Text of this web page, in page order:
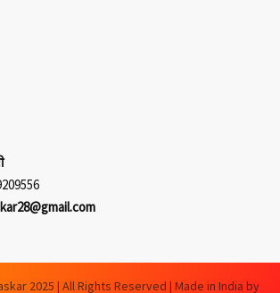
2025 | All Rights Reserved | Made in India by